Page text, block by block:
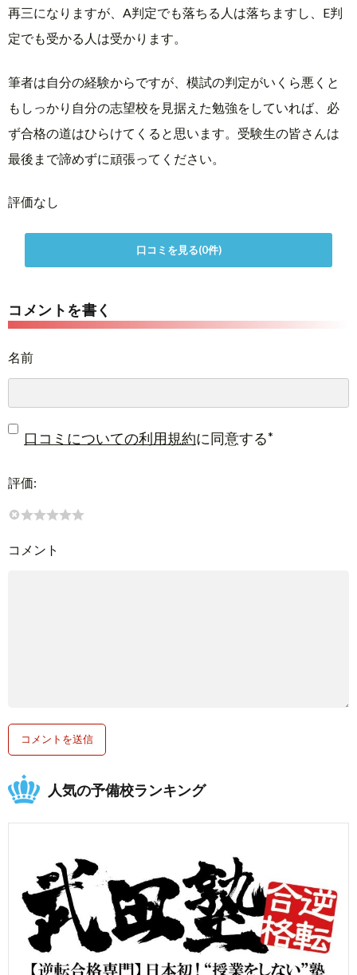
再三になりますが、A判定でも落ちる人は落ちますし、E判
定でも受かる人は受かります。
筆者は自分の経験からですが、模試の判定がいくら悪くと
もしっかり自分の志望校を見据えた勉強をしていれば、必
ず合格の道はひらけてくると思います。受験生の皆さんは
最後まで諦めずに頑張ってください。
評価なし
口コミを見る(0件)
コメントを書く
名前
口コミについての利用規約に同意する*
評価:
コメント
人気の予備校ランキング